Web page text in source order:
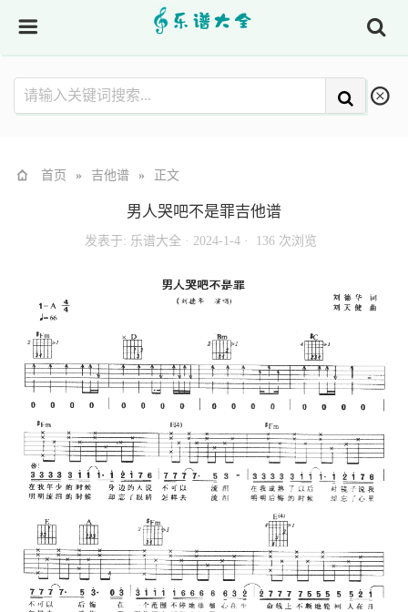
首页 » 吉他谱 » 正文
男人哭吧不是罪吉他谱
发表于: 乐谱大全· 2024-1-4 · 136 次浏览